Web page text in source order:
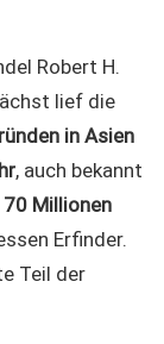
Robert H.
lief die
in Asien
, auch bekannt
70 Millionen
Erfinder.
Teil der